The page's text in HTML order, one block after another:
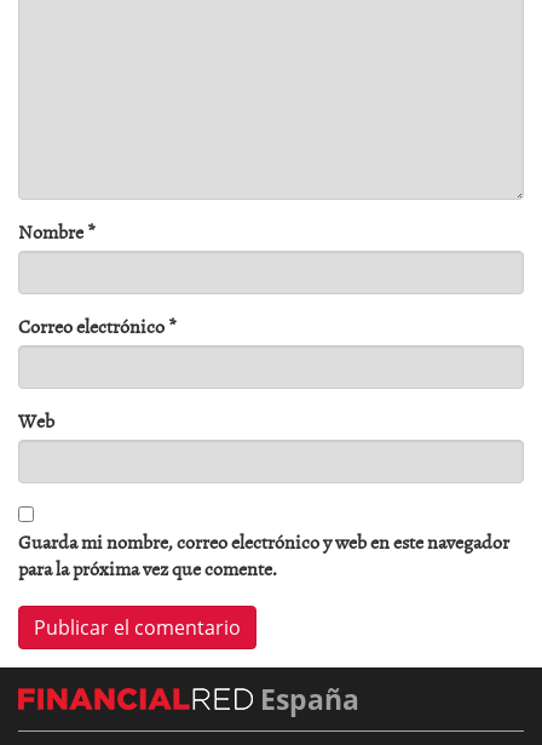
Nombre*
Correo electrónico*
Web
Guarda mi nombre, correo electrónico y web en este navegador
para la próxima vez que comente.
España